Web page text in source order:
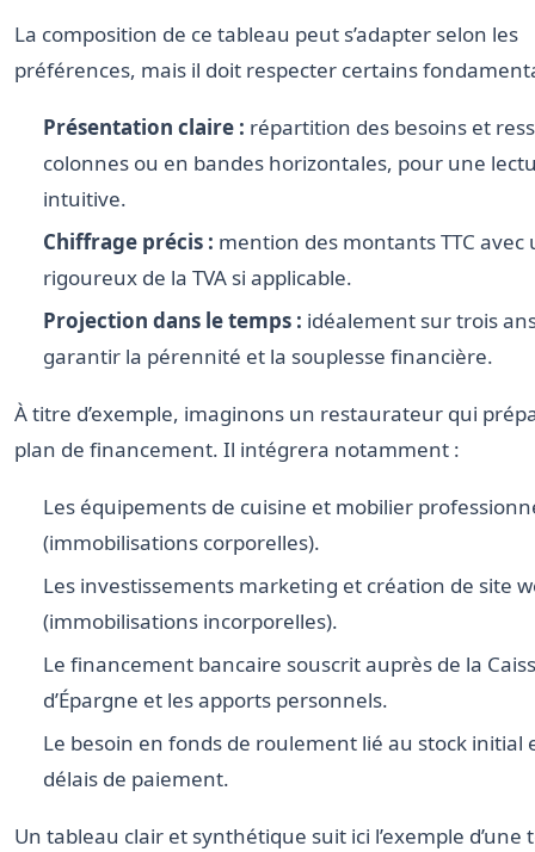
La composition de ce tableau peut s’adapter selon les
préférences, mais il doit respecter certains
Présentation claire : répartition des besoins et
colonnes ou en bandes horizontales, pour une
intuitive.
Chiffrage précis : mention des montants TTC avec
rigoureux de la TVA si applicable.
Projection dans le temps : idéalement sur trois
garantir la pérennité et la souplesse financière.
À titre d’exemple, imaginons un restaurateur qui
plan de financement. Il intégrera notamment :
Les équipements de cuisine et mobilier
(immobilisations corporelles).
Les investissements marketing et création de site
(immobilisations incorporelles).
Le financement bancaire souscrit auprès de la
d’Épargne et les apports personnels.
Le besoin en fonds de roulement lié au stock initial
délais de paiement.
Un tableau clair et synthétique suit ici l’exemple d’une